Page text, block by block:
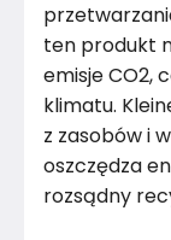
ten produkt
emisje CO2,
klimatu.
z zasobów i
oszczędza
rozsądny